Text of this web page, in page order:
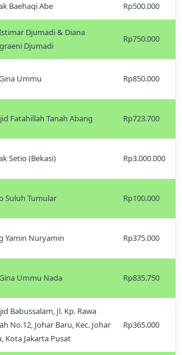
Baehaqi Abe Rp500.000
Djumadi & Diana
Djumadi
Rp750.000
Ummu Rp850.000
Fatahillah Tanah Abang Rp723.700
Setio (Bekasi) Rp3.000.000
Suluh Tumular Rp100.000
Yamin Nuryamin Rp375.000
Ummu Nada Rp835.750
Babussalam, Jl. Kp. Rawa
No.12, Johar Baru, Kec. Johar
Kota Jakarta Pusat
Rp365.000